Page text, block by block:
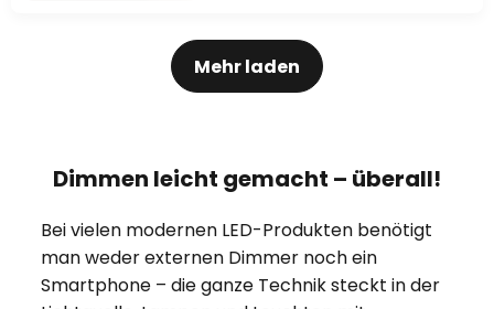
Mehr laden
Dimmen leicht gemacht – überall!
Bei vielen modernen LED-Produkten benötigt
man weder externen Dimmer noch ein
Smartphone – die ganze Technik steckt in der